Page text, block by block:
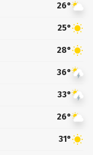
26°
25°
28°
36°
33°
26°
31°